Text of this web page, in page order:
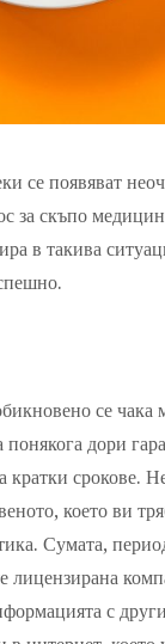
се появяват
за скъпо
в такива
се
дори
кратки срокове.
което ви
Сумата,
с